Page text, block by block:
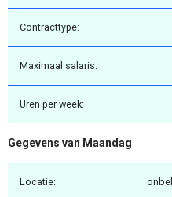
Contracttype:
Maximaal salaris:
Uren per week:
Gegevens van Maandag
Locatie: